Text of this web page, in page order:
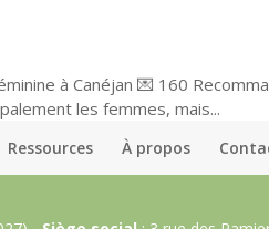
à Canéjan 💌 160
les femmes, mais...
Ressources À propos